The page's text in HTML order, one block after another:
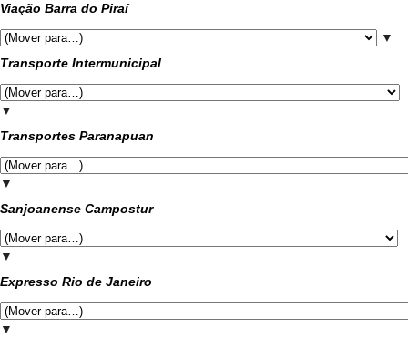
Viação Barra do Piraí
▼
Transporte Intermunicipal
▼
Transportes Paranapuan
▼
Sanjoanense Campostur
▼
Expresso Rio de Janeiro
▼